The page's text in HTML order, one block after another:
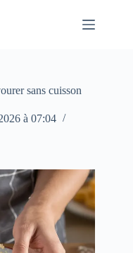
sans cuisson
à 07:04